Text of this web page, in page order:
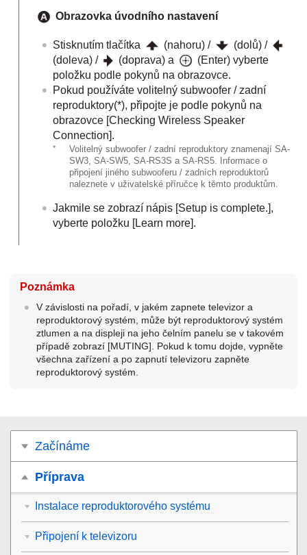
Obrazovka úvodního nastavení
Stisknutím tlačítka (nahoru) /
(dolů) /
(doleva) /
(doprava) a
(Enter) vyberte
položku podle pokynů na obrazovce.
Pokud používáte volitelný subwoofer / zadní
reproduktory(*), připojte je podle pokynů na
obrazovce [Checking Wireless Speaker
Connection].
* Volitelný subwoofer / zadní reproduktory znamenají SA-
SW3, SA-SW5, SA-RS3S a SA-RS5. Informace o
připojení jiného subwooferu / zadních reproduktorů
naleznete v uživatelské příručce k těmto produktům.
Jakmile se zobrazí nápis [Setup is complete.],
vyberte položku [Learn more].
Poznámka
V závislosti na pořadí, v jakém zapnete televizor a
reproduktorový systém, může být reproduktorový systém
ztlumen a na displeji na jeho čelním panelu se v takovém
případě zobrazí [MUTING]. Pokud k tomu dojde, vypněte
všechna zařízení a po zapnutí televizoru zapněte
reproduktorový systém.
Začínáme
Příprava
Instalace reproduktorového systému
Připojení k televizoru